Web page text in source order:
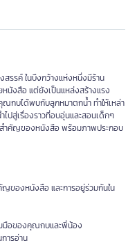
สรรค์ ในบึงกว้างแห่งหนึ่งมีร้าน
นังสือ แต่ยังเป็นแหล่งสร้างแรง
กบได้พบกับลูกหมาตกน้ำ ทำให้เหล่า
สู่เรื่องราวที่อบอุ่นและสอนเด็กๆ
สำคัญของหนังสือ พร้อมภาพประกอบ
ญของหนังสือ และการอยู่ร่วมกันใน
มมือของคุณกบและพี่น้อง
ารอ่าน